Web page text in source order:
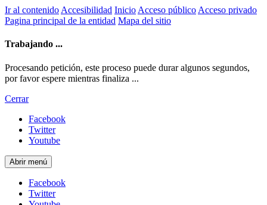
Ir al contenido Accesibilidad Inicio Acceso público Acceso privado
Pagina principal de la entidad Mapa del sitio
Trabajando ...
Procesando petición, este proceso puede durar algunos segundos,
por favor espere mientras finaliza ...
Cerrar
Facebook
Twitter
Youtube
Abrir menú
Facebook
Twitter